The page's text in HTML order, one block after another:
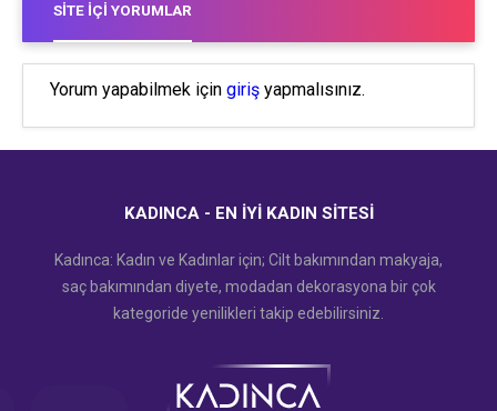
SITE İÇI YORUMLAR
Yorum yapabilmek için giriş yapmalısınız.
KADINCA - EN İYI KADIN SITESI
Kadınca: Kadın ve Kadınlar için; Cilt bakımından makyaja,
saç bakımından diyete, modadan dekorasyona bir çok
kategoride yenilikleri takip edebilirsiniz.